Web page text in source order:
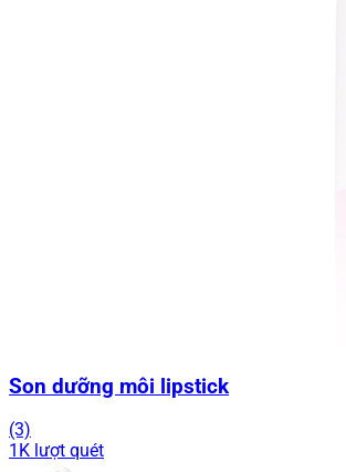
Son dưỡng môi lipstick
(3)
1K lượt quét